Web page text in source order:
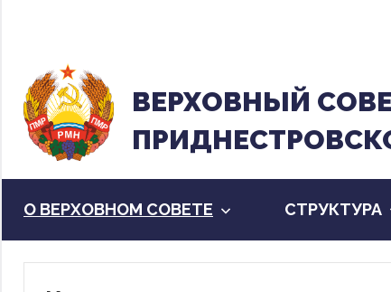
содержанию
ВЕРХОВНЫЙ
О ВЕРХОВНОМ СОВЕТЕ CТРУКТУРА